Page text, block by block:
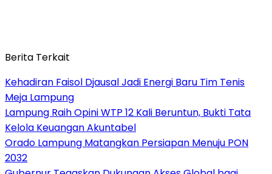
Berita Terkait
Kehadiran Faisol Djausal Jadi Energi Baru Tim Tenis
Meja Lampung
Lampung Raih Opini WTP 12 Kali Beruntun, Bukti Tata
Kelola Keuangan Akuntabel
Orado Lampung Matangkan Persiapan Menuju PON
2032